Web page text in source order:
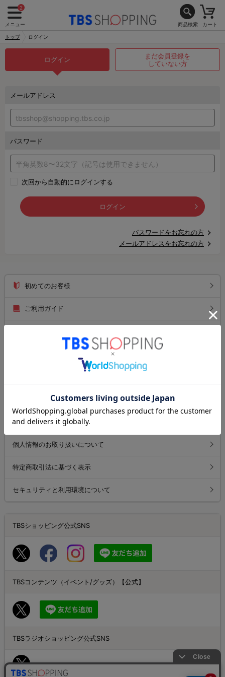
2
メニュー 商品検索 カート
トップ ログイン
ログイン
まだ会員登録を
していない方
メールアドレス
パスワード
次回から自動的にログインする
ログイン
パスワードをお忘れの方
メールアドレスをお忘れの方
初めてのお客様
ご利用ガイド
よくあるご質問
お問い合わせ
個人情報のお取り扱いについて
特定商取引法に基づく表示
セキュリティと利用環境について
TBSショッピング公式SNS
TBSコンテンツ（イベント/グッズ）【公式】
TBSラジオショッピング公式SNS